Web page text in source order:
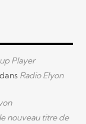
Player
Radio Elyon
nouveau titre de